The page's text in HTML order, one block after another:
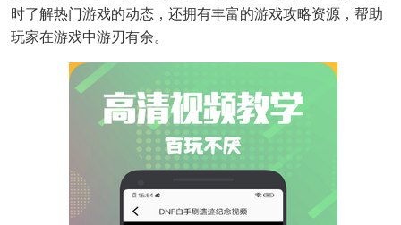
时了解热门游戏的动态，还拥有丰富的游戏攻略资源，帮助
玩家在游戏中游刃有余。